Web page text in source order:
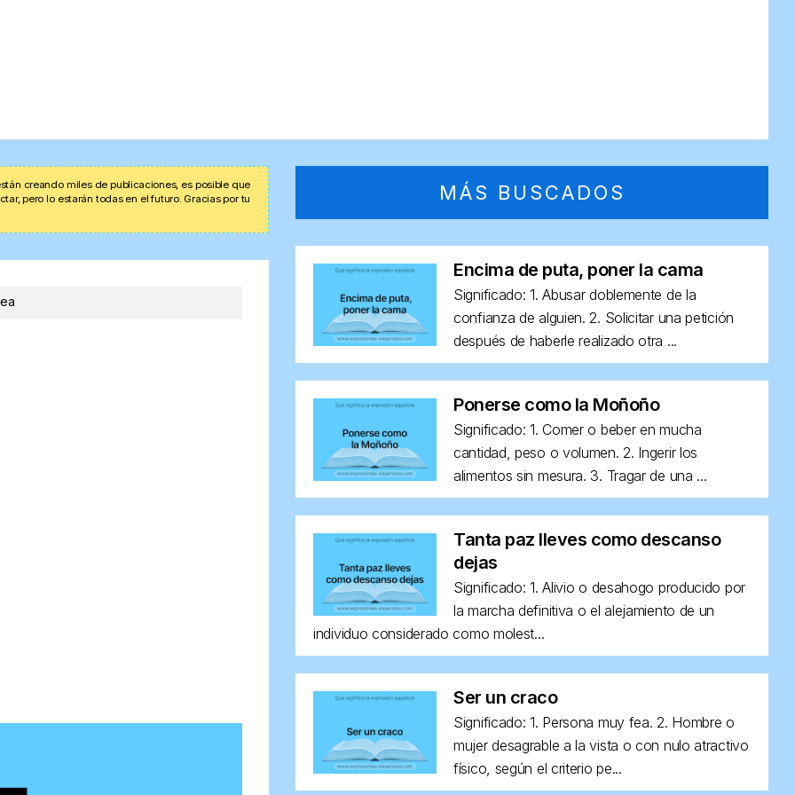
creando miles de publicaciones, es posible que
pero lo estarán todas en el futuro. Gracias por tu
MÁS BUSCADOS
Encima de puta, poner la cama
Significado: 1. Abusar doblemente de la
confianza de alguien. 2. Solicitar una petición
después de haberle realizado otra ...
Ponerse como la Moñoño
Significado: 1. Comer o beber en mucha
cantidad, peso o volumen. 2. Ingerir los
alimentos sin mesura. 3. Tragar de una ...
Tanta paz lleves como descanso
dejas
Significado: 1. Alivio o desahogo producido por
la marcha definitiva o el alejamiento de un
individuo considerado como molest...
Ser un craco
Significado: 1. Persona muy fea. 2. Hombre o
mujer desagrable a la vista o con nulo atractivo
físico, según el criterio pe...